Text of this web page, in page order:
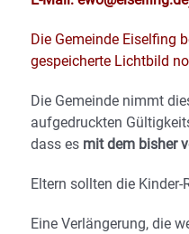
Die Gemeinde Eiselfing
gespeicherte Lichtbild
Die Gemeinde nimmt
aufgedruckten
dass es mit dem bisher
Eltern sollten die
Eine Verlängerung, die